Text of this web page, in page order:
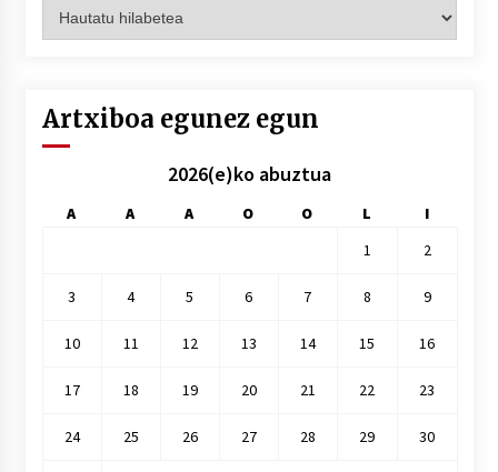
hilez
Artxiboa egunez egun
2026(e)ko abuztua
A A A O O L
I
1
2
3 4 5 6 7 8 9
10 11 12 13 14 15 16
17 18 19 20 21 22 23
24 25 26 27 28 29 30